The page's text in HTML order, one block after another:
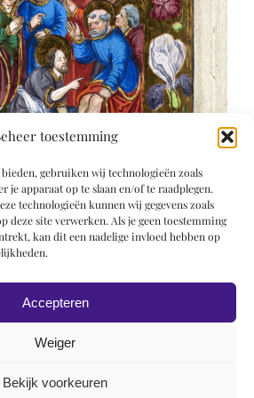
toestemming
gebruiken wij technologieën zoals
apparaat op te slaan en/of te raadplegen.
technologieën kunnen wij gegevens zoals
deze site verwerken. Als je geen toestemming
kan dit een nadelige invloed hebben op
Accepteren
Weiger
Bekijk voorkeuren